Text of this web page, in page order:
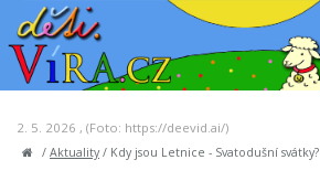
2. 5. 2026 , (Foto: https://deevid.ai/)
/ Aktuality/ Kdy jsou Letnice - Svatodušní svátky?